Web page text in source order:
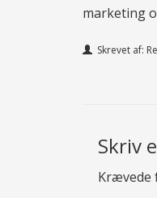
marketing
Skrevet af:
Skriv
Krævede